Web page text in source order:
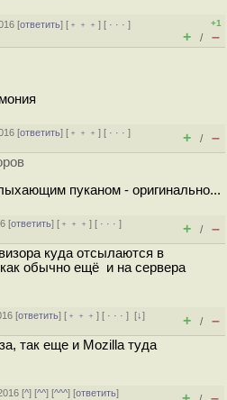
[ответить] [ ﹢﹢﹢] [ · · ·]
+1
+ / –
[ответить] [ ﹢﹢﹢] [ · · ·]
+ / –
пуканом - оригинально...
[ответить] [ ﹢﹢﹢] [ · · ·]
+ / –
куда отсылаются в
обычно ещё и на сервера
[ответить] [ ﹢﹢﹢] [ · · ·][↓]
+ / –
так еще и Mozilla туда
[^] [^^] [^^^] [ответить]